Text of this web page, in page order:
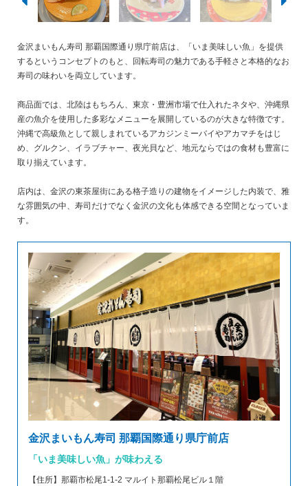
金沢まいもん寿司 那覇国際通り県庁前店は、「いま美味しい魚」を提供
するというコンセプトのもと、回転寿司の魅力である手軽さと本格的なお
寿司の味わいを両立しています。
商品面では、北陸はもちろん、東京・豊洲市場で仕入れたネタや、沖縄県
産の魚介を使用した多彩なメニューを展開しているのが大きな特徴です。
沖縄で高級魚として親しまれているアカジンミーバイやアカマチをはじ
め、グルクン、イラブチャー、夜光貝など、地元ならではの食材も豊富に
取り揃えています。
店内は、金沢の東茶屋街にある格子造りの建物をイメージした内装で、雅
な雰囲気の中、寿司だけでなく金沢の文化も体感できる空間となっていま
す。
金沢まいもん寿司 那覇国際通り県庁前店
「いま美味しい魚」が味わえる
【住所】那覇市松尾1-1-2 マルイト那覇松尾ビル１階